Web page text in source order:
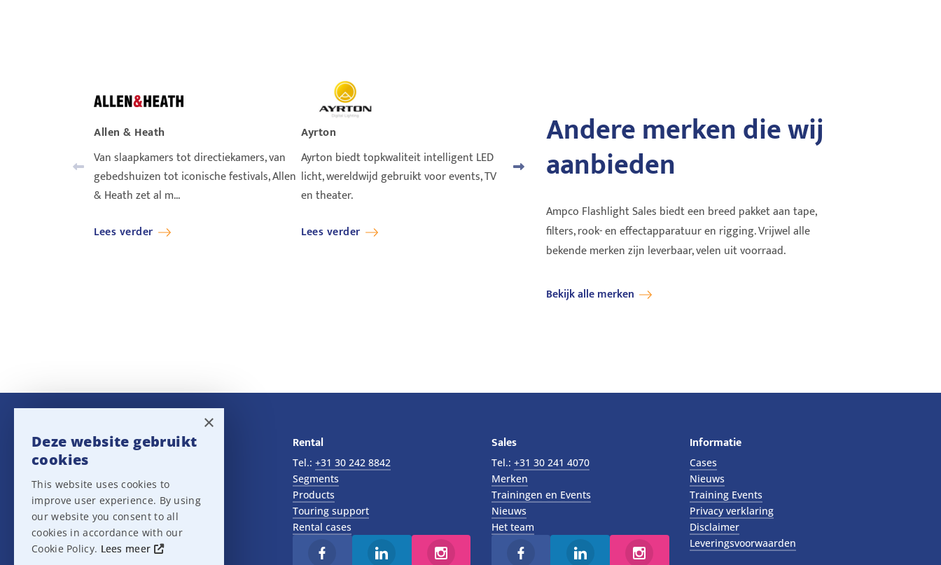
Allen & Heath
Van slaapkamers tot directiekamers, van
gebedshuizen tot iconische festivals, Allen
& Heath zet al m...
Lees verder
Ayrton
Ayrton biedt topkwaliteit intelligent LED
licht, wereldwijd gebruikt voor events, TV
en theater.
Lees verder
Cameo Light
The new Cameo range is now available for
these lumen beings.
Lees verder
Clear-Com
Lees verder
Andere merken die wij
aanbieden
Ampco Flashlight Sales biedt een breed pakket aan tape,
filters, rook- en effectapparatuur en rigging. Vrijwel alle
bekende merken zijn leverbaar, velen uit voorraad.
Bekijk alle merken
Navigatie
Het team
Support
Rental
Tel.: +31 30 242 8842
Segments
Products
Touring support
Rental cases
Sales
Tel.: +31 30 241 4070
Merken
Trainingen en Events
Nieuws
Het team
Informatie
Cases
Nieuws
Training Events
Privacy verklaring
Disclaimer
Leveringsvoorwaarden
×
Deze website gebruikt
cookies
This website uses cookies to
improve user experience. By using
our website you consent to all
cookies in accordance with our
Cookie Policy. Lees meer